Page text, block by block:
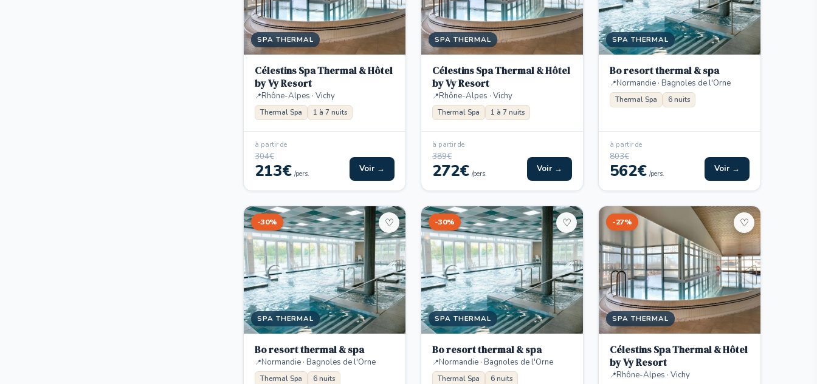
SPA THERMAL
Célestins Spa Thermal & Hôtel
by Vy Resort
Rhône-Alpes · Vichy
Thermal Spa 1 à 7 nuits
à partir de
304€
213€ /pers. Voir →
SPA THERMAL
Célestins Spa Thermal & Hôtel
by Vy Resort
Rhône-Alpes · Vichy
Thermal Spa 1 à 7 nuits
à partir de
389€
272€ /pers. Voir →
SPA THERMAL
Bo resort thermal & spa
Normandie · Bagnoles de l'Orne
Thermal Spa 6 nuits
à partir de
803€
562€ /pers. Voir →
-30%
SPA THERMAL
♡
Bo resort thermal & spa
Normandie · Bagnoles de l'Orne
Thermal Spa 6 nuits
-30%
SPA THERMAL
♡
Bo resort thermal & spa
Normandie · Bagnoles de l'Orne
Thermal Spa 6 nuits
-27%
SPA THERMAL
♡
Célestins Spa Thermal & Hôtel
by Vy Resort
Rhône-Alpes · Vichy